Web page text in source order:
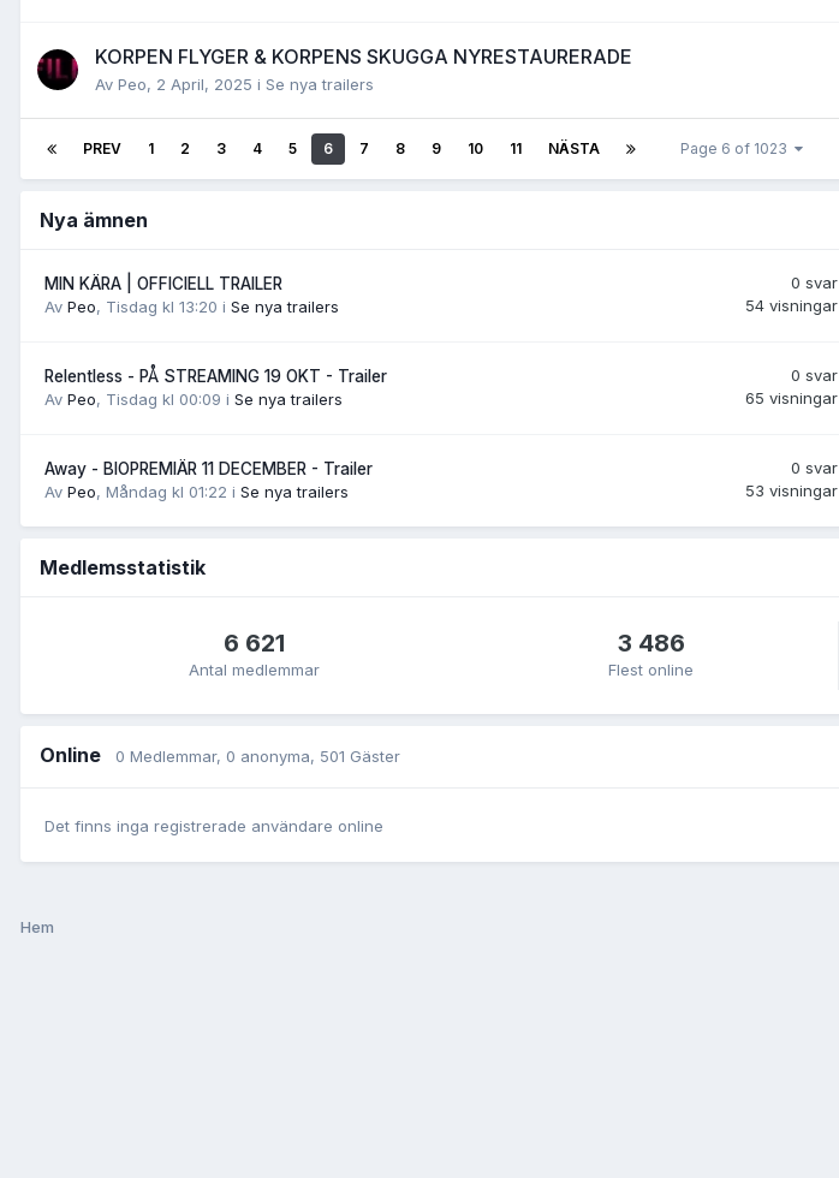
KORPEN FLYGER & KORPENS SKUGGA NYRESTAURERADE
Av Peo, 2 April, 2025 i Se nya trailers
PREV 1 2 3 4 5 6 7 8 9 10 11 NÄSTA Page 6 of 1023
Nya ämnen
MIN KÄRA | OFFICIELL TRAILER
Av Peo, Tisdag kl 13:20 i Se nya trailers
0 svar
54 visningar
Relentless - PÅ STREAMING 19 OKT - Trailer
Av Peo, Tisdag kl 00:09 i Se nya trailers
0 svar
65 visningar
Away - BIOPREMIÄR 11 DECEMBER - Trailer
Av Peo, Måndag kl 01:22 i Se nya trailers
0 svar
53 visningar
Medlemsstatistik
6 621
Antal medlemmar
3 486
Flest online
Online 0 Medlemmar, 0 anonyma, 501 Gäster
Det finns inga registrerade användare online
Hem